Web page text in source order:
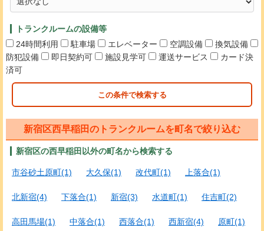
トランクルームの設備等
24時間利用
駐車場 エレベーター 空調設備
換気設備
防犯設備
即日契約可 施設見学可 運送サービス
カード決
済可
この条件で検索する
新宿区西早稲田のトランクルームを町名で絞り込む
新宿区の西早稲田以外の町名から検索する
市谷砂土原町(1) 大久保(1) 改代町(1) 上落合(1)
北新宿(4) 下落合(1) 新宿(3) 水道町(1) 住吉町(2)
高田馬場(1) 中落合(1) 西落合(1) 西新宿(4) 原町(1)